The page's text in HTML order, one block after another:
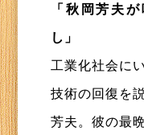
「秋岡芳夫
し」
工業化社会に
技術の回復を
芳夫。彼の最